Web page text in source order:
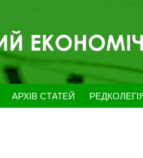
АРХІВ СТАТЕЙ